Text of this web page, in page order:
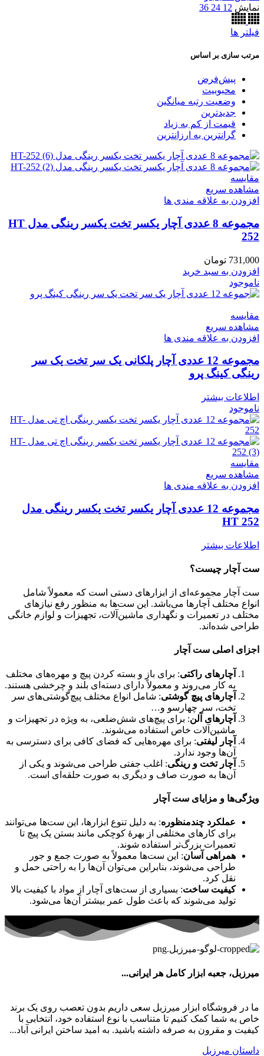
نمایش 12
24
36
فیلتر ها
مرتب سازی بر اساس
پیش‌فرض
محبوبیت
وضعیت رتبه میانگین
جدیدترین
قیمت از کم به زیاد
گرانترین به ارزانترین
مقایسه
مشاهده سریع
افزودن به علاقه مندی ها
مجموعه 8 عددی آچار یکسر تخت یکسر رینگی مدل HT
252
731,000 تومان
افزودن به سبد خرید
ناموجود
مقایسه
مشاهده سریع
افزودن به علاقه مندی ها
مجموعه 12 عددی آچار پلکانی یک سر تخت یک سر
رینگی کینگ پرو
اطلاعات بیشتر
ناموجود
مقایسه
مشاهده سریع
افزودن به علاقه مندی ها
مجموعه 12 عددی آچار یکسر تخت یکسر رینگی مدل
HT 252
اطلاعات بیشتر
ست آچار چیست؟
ست آچار مجموعه‌ای از ابزارهای دستی است که معمولاً شامل
انواع مختلف آچارها می‌باشد. این ست‌ها به منظور رفع نیازهای
مختلف در تعمیرات و نگهداری ماشین‌آلات، تجهیزات و لوازم خانگی
طراحی شده‌اند.
اجزای اصلی ست آچار
آچارهای راکتی: برای باز و بسته کردن پیچ و مهره‌های مختلف
به کار می‌روند و معمولاً دارای دسته‌ای بلند و چرخشی هستند.
آچارهای پیچ گوشتی: شامل انواع مختلف پیچ‌گوشتی‌های سر
تخت، سر چهارسو و…
آچارهای آلن: برای پیچ‌های شش‌ضلعی، به ویژه در تجهیزات و
ماشین‌آلات خاص استفاده می‌شوند.
آچار لیفتی: برای مهره‌هایی که فضای کافی برای دسترسی به
آن‌ها وجود ندارد.
آچار تخت و رینگی: اغلب جفتی طراحی می‌شوند و یکی از
آن‌ها به صورت صاف و دیگری به صورت حلقه‌ای است.
ویژگی‌ها و مزایای ست آچار
عملکرد چندمنظوره: به دلیل تنوع ابزارها، این ست‌ها می‌توانند
برای کارهای مختلفی از بهرۀ کوچکی مانند بستن یک پیچ تا
تعمیرات بزرگ‌تر استفاده شوند.
همراهی آسان: این ست‌ها معمولاً به صورت جمع و جور
طراحی می‌شوند، بنابراین می‌توان آن‌ها را به راحتی حمل و
نقل کرد.
کیفیت ساخت: بسیاری از ست‌های آچار از مواد با کیفیت بالا
تولید می‌شوند که باعث طول عمر بیشتر آن‌ها می‌شود.
میرزبل، جعبه ابزار کامل هر ایرانی...
ما در فروشگاه ابزار میرزبل سعی داریم بدون تعصب روی یک برند
خاص به شما کمک کنیم تا متناسب با نوع استفاده خود، انتخابی با
کیفیت و مقرون به صرفه داشته باشید. به امید ساختن ایرانی آباد...
داستان میرزبل